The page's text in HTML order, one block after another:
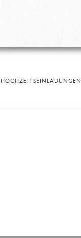
HOCHZEITSEINLADUNGEN